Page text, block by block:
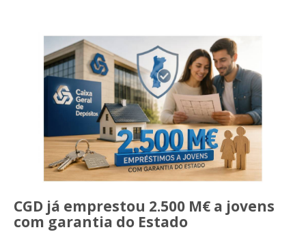
CGD já emprestou 2.500 M€ a jovens
com garantia do Estado